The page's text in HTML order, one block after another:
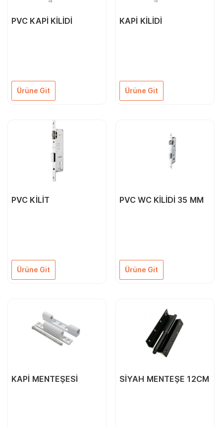
PVC KAPİ KİLİDİ
Ürüne Git
KAPİ KİLİDİ
Ürüne Git
PVC KİLİT
Ürüne Git
PVC WC KİLİDİ 35 MM
Ürüne Git
KAPİ MENTEŞESİ SİYAH MENTEŞE 12CM